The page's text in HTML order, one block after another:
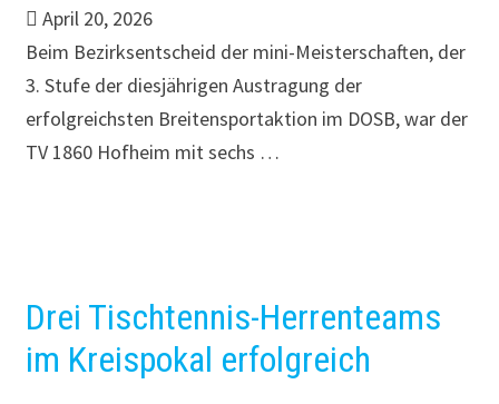
April 20, 2026
Beim Bezirksentscheid der mini-Meisterschaften, der
3. Stufe der diesjährigen Austragung der
erfolgreichsten Breitensportaktion im DOSB, war der
TV 1860 Hofheim mit sechs …
Drei Tischtennis-Herrenteams
im Kreispokal erfolgreich